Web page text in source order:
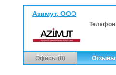
Азимут, ООО
Офисы (0) Отзывы